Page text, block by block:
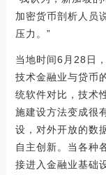
加密货币剖析人员
压力。”
当地时间6月28日
技术金融业与贷币
统软件对比，技术
施建设方法变成很
设，对外开放的数
自主创新。当各种
接进入金融业基础